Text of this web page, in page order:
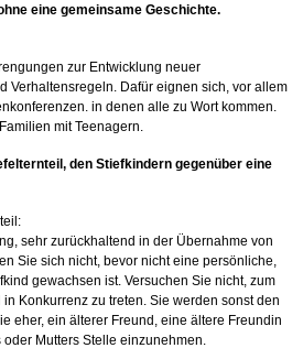
eine gemeinsame Geschichte.
zur Entwicklung neuer
Verhaltensregeln. Dafür eignen sich, vor allem
in denen alle zu Wort kommen.
mit Teenagern.
den Stiefkindern gegenüber eine
sehr zurückhaltend in der Übernahme von
Sie sich nicht, bevor nicht eine persönliche,
gewachsen ist. Versuchen Sie nicht, zum
Konkurrenz zu treten. Sie werden sonst den
eher, ein älterer Freund, eine ältere Freundin
Mutters Stelle einzunehmen.